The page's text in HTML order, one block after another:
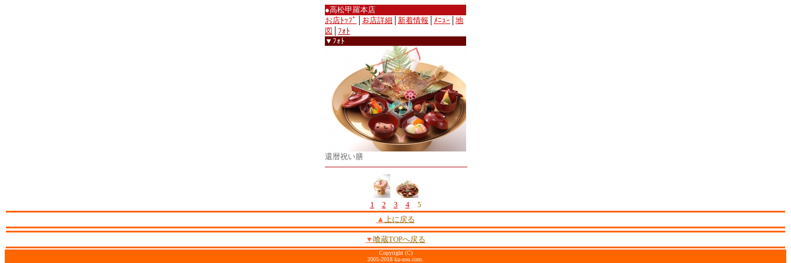
●高松甲羅本店
お店ﾄｯﾌﾟ
お店詳細 新着情報 ﾒﾆｭｰ
地
図
ﾌｫﾄ
▼ﾌｫﾄ
還暦祝い膳
1 2 3 45
▲ 上に戻る
▼ 喰蔵TOPへ戻る
Copyright (C)
2005-2018 ku-zou.com.